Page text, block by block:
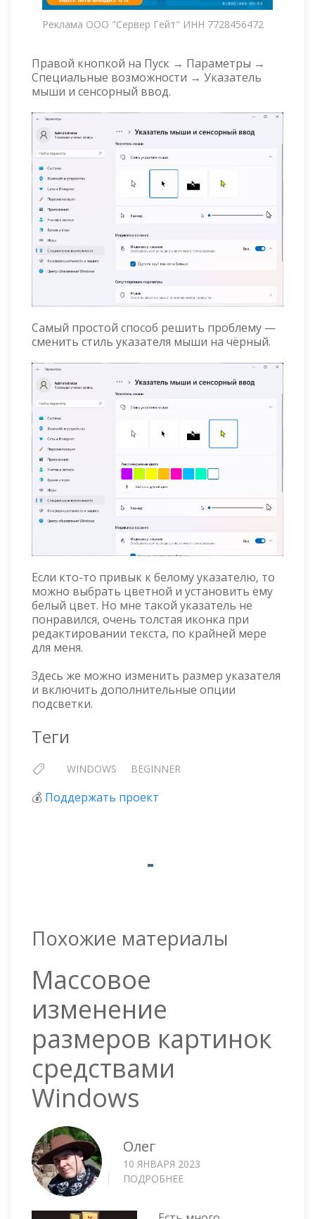
Реклама ООО "Сервер Гейт" ИНН 7728456472
Правой кнопкой на Пуск → Параметры →
Специальные возможности → Указатель
мыши и сенсорный ввод.
Самый простой способ решить проблему —
сменить стиль указателя мыши на чёрный.
Если кто-то привык к белому указателю, то
можно выбрать цветной и установить ему
белый цвет. Но мне такой указатель не
понравился, очень толстая иконка при
редактировании текста, по крайней мере
для меня.
Здесь же можно изменить размер указателя
и включить дополнительные опции
подсветки.
Теги
WINDOWS BEGINNER
💰 Поддержать проект
Похожие материалы
Массовое
изменение
размеров картинок
средствами
Windows
Олег
10 ЯНВАРЯ 2023
ПОДРОБНЕЕ